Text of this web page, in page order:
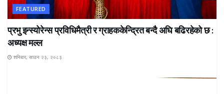
FEATURED
प्रभु इन्स्योरेन्स प्रविधिमैत्री र ग्राहककेन्द्रित बन्दै अघि बढिरहेको छ :
अध्यक्ष मल्ल
शनिबार, साउन २३, २०८३